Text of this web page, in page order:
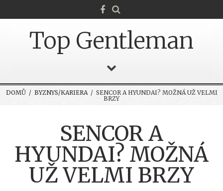
Top Gentleman
DOMŮ/ BYZNYS/KARIERA/ SENCOR A HYUNDAI? MOŽNÁ UŽ VELMI
BRZY
SENCOR A
HYUNDAI? MOŽNÁ
UŽ VELMI BRZY